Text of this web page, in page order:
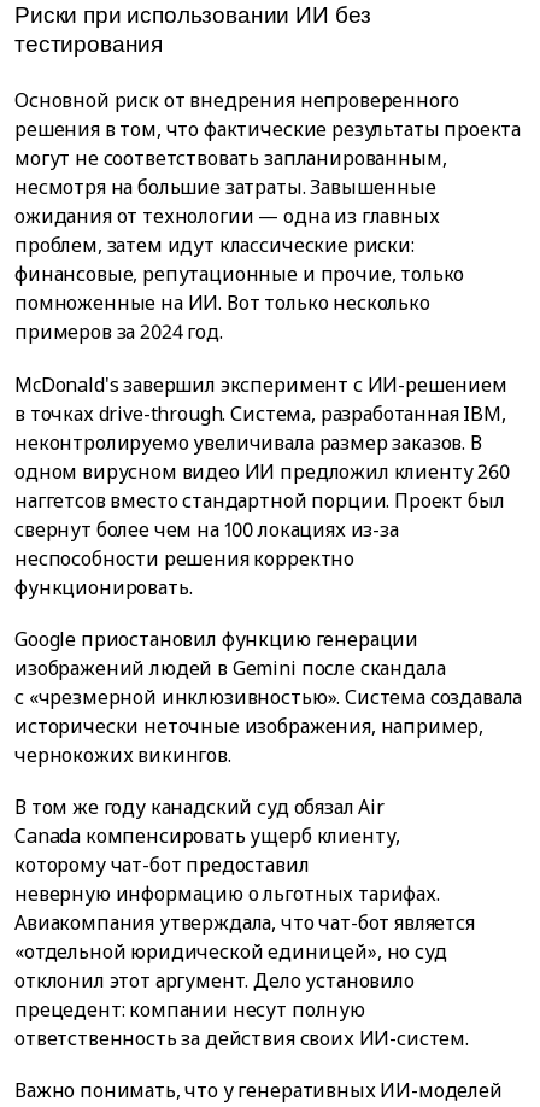
Риски при использовании ИИ без
тестирования
Основной риск от внедрения непроверенного
решения в том, что фактические результаты проекта
могут не соответствовать запланированным,
несмотря на большие затраты. Завышенные
ожидания от технологии — одна из главных
проблем, затем идут классические риски:
финансовые, репутационные и прочие, только
помноженные на ИИ. Вот только несколько
примеров за 2024 год.
McDonald's завершил эксперимент с ИИ-решением
в точках drive-through. Система, разработанная IBM,
неконтролируемо увеличивала размер заказов. В
одном вирусном видео ИИ предложил клиенту 260
наггетсов вместо стандартной порции. Проект был
свернут более чем на 100 локациях из-за
неспособности решения корректно
функционировать.
Google приостановил функцию генерации
изображений людей в Gemini после скандала
с «чрезмерной инклюзивностью». Система создавала
исторически неточные изображения, например,
чернокожих викингов.
В том же году канадский суд обязал Air
Canada компенсировать ущерб клиенту,
которому чат-бот предоставил
неверную информацию о льготных тарифах.
Авиакомпания утверждала, что чат-бот является
«отдельной юридической единицей», но суд
отклонил этот аргумент. Дело установило
прецедент: компании несут полную
ответственность за действия своих ИИ-систем.
Важно понимать, что у генеративных ИИ-моделей